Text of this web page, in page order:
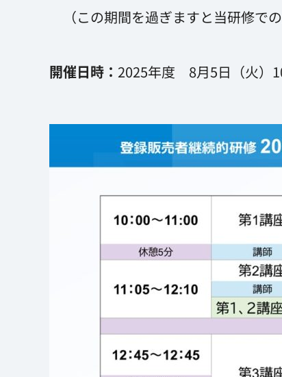
（この期間を過ぎますと当研修で
開催日時： 2025年度 8月5日（火）